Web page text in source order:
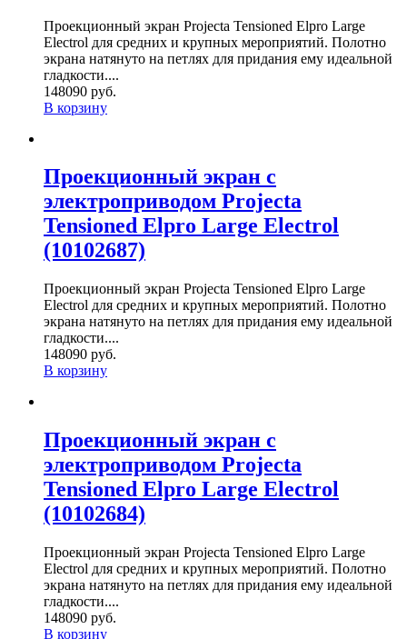
Проекционный экран Projecta Tensioned Elpro Large
Electrol для средних и крупных мероприятий. Полотно
экрана натянуто на петлях для придания ему идеальной
гладкости....
148090 руб.
В корзину
Проекционный экран с
электроприводом Projecta
Tensioned Elpro Large Electrol
(10102687)
Проекционный экран Projecta Tensioned Elpro Large
Electrol для средних и крупных мероприятий. Полотно
экрана натянуто на петлях для придания ему идеальной
гладкости....
148090 руб.
В корзину
Проекционный экран с
электроприводом Projecta
Tensioned Elpro Large Electrol
(10102684)
Проекционный экран Projecta Tensioned Elpro Large
Electrol для средних и крупных мероприятий. Полотно
экрана натянуто на петлях для придания ему идеальной
гладкости....
148090 руб.
В корзину